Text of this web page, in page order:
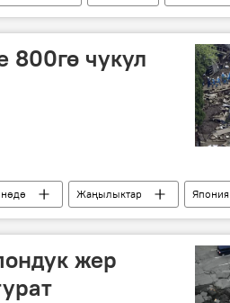
800гө чукул
Жаңылыктар
Япония
жер